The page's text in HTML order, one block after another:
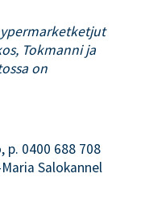
Tokmanni ja
on
p. 0400 688 708
Salokannel